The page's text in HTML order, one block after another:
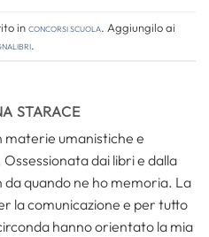
inConcorsi Scuola. Aggiungilo ai
.
STARACE
materie umanistiche e
dai libri e dalla
da quando ne ho memoria. La
la comunicazione e per tutto
hanno orientato la mia